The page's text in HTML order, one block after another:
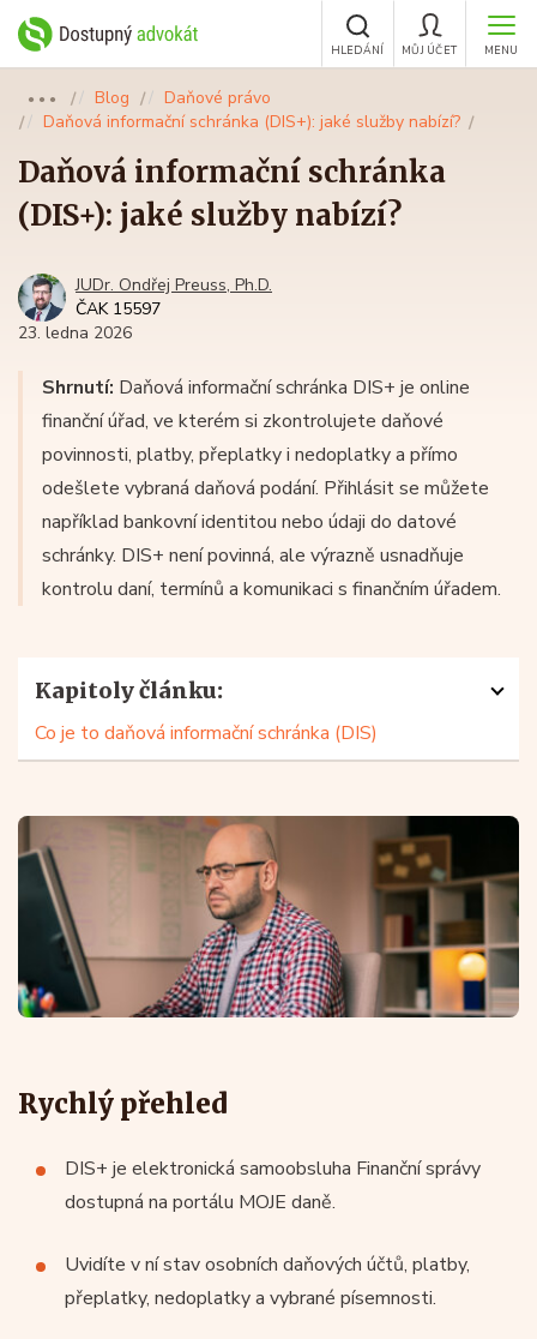
MENU
MŮJ ÚČET
HLEDÁNÍ
●●● Blog
Daňové právo
Daňová informační schránka (DIS+): jaké služby nabízí?
Daňová informační schránka
(DIS+): jaké služby nabízí?
JUDr. Ondřej Preuss, Ph.D.
ČAK 15597
23. ledna 2026
Shrnutí: Daňová informační schránka DIS+ je online
finanční úřad, ve kterém si zkontrolujete daňové
povinnosti, platby, přeplatky i nedoplatky a přímo
odešlete vybraná daňová podání. Přihlásit se můžete
například bankovní identitou nebo údaji do datové
schránky. DIS+ není povinná, ale výrazně usnadňuje
kontrolu daní, termínů a komunikaci s finančním úřadem.
Kapitoly článku:
Co je to daňová informační schránka (DIS)
Rychlý přehled
DIS+ je elektronická samoobsluha Finanční správy
dostupná na portálu MOJE daně.
Uvidíte v ní stav osobních daňových účtů, platby,
přeplatky, nedoplatky a vybrané písemnosti.